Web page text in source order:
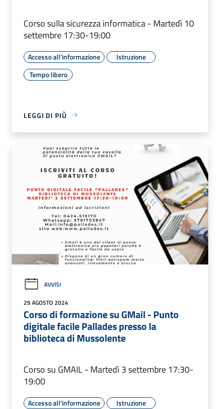
Corso sulla sicurezza informatica - Martedì 10
settembre 17:30-19:00
Accesso all'informazione
Istruzione
Tempo libero
LEGGI DI PIÙ
AVVISI
29 AGOSTO 2024
Corso di formazione su GMail - Punto
digitale facile Pallades presso la
biblioteca di Mussolente
Corso su GMAIL - Martedì 3 settembre 17:30-
19:00
Accesso all'informazione Istruzione